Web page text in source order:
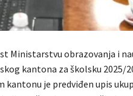
Ministarstvu obrazovanja i
kantona za školsku 2025/
kantonu je predviđen upis